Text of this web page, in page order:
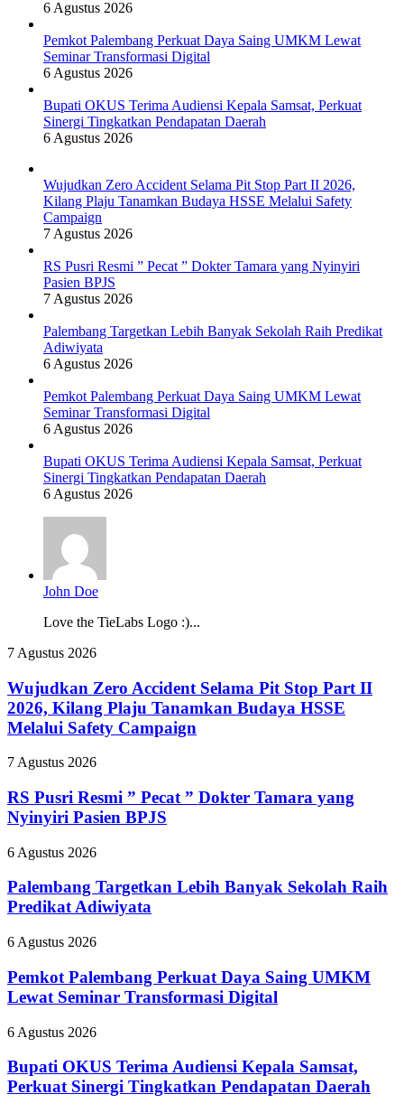
6 Agustus 2026
Pemkot Palembang Perkuat Daya Saing UMKM Lewat
Seminar Transformasi Digital
6 Agustus 2026
Bupati OKUS Terima Audiensi Kepala Samsat, Perkuat
Sinergi Tingkatkan Pendapatan Daerah
6 Agustus 2026
Wujudkan Zero Accident Selama Pit Stop Part II 2026,
Kilang Plaju Tanamkan Budaya HSSE Melalui Safety
Campaign
7 Agustus 2026
RS Pusri Resmi ” Pecat ” Dokter Tamara yang Nyinyiri
Pasien BPJS
7 Agustus 2026
Palembang Targetkan Lebih Banyak Sekolah Raih Predikat
Adiwiyata
6 Agustus 2026
Pemkot Palembang Perkuat Daya Saing UMKM Lewat
Seminar Transformasi Digital
6 Agustus 2026
Bupati OKUS Terima Audiensi Kepala Samsat, Perkuat
Sinergi Tingkatkan Pendapatan Daerah
6 Agustus 2026
John Doe
Love the TieLabs Logo :)...
Wujudkan
Accident
Selama
Pit
Stop
II
Kilang
Plaju
Tanamkan
Budaya
HSSE
Melalui
Safety
Campaign
7 Agustus 2026
Wujudkan Zero Accident Selama Pit Stop Part II
2026, Kilang Plaju Tanamkan Budaya HSSE
Melalui Safety Campaign
RS
Resmi
”
Pecat
Dokter
yang
Nyinyiri
BPJS
7 Agustus 2026
RS Pusri Resmi ” Pecat ” Dokter Tamara yang
Nyinyiri Pasien BPJS
Palembang
Lebih
Banyak
Sekolah
Predikat
6 Agustus 2026
Palembang Targetkan Lebih Banyak Sekolah Raih
Predikat Adiwiyata
Pemkot
Perkuat
Daya
Saing
Lewat
Transformasi
Digital
6 Agustus 2026
Pemkot Palembang Perkuat Daya Saing UMKM
Lewat Seminar Transformasi Digital
Bupati
Terima
Audiensi
Kepala
6 Agustus 2026
Bupati OKUS Terima Audiensi Kepala Samsat,
Perkuat Sinergi Tingkatkan Pendapatan Daerah